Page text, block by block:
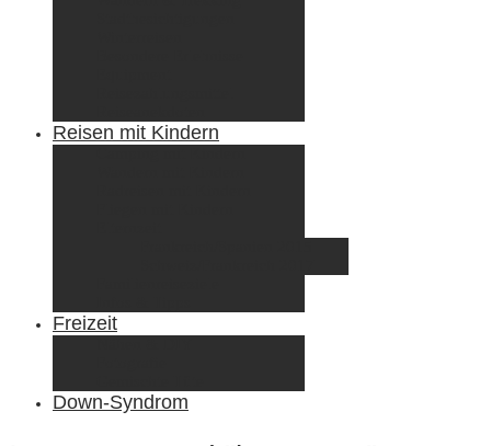
Reisen mit Kindern
Freizeit
Down-Syndrom